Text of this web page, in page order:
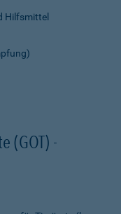
Hilfsmittel
(GOT) -